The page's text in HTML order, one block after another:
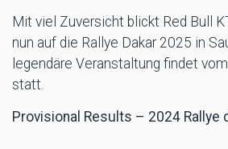
Mit viel Zuversicht blickt Red Bull
nun auf die Rallye Dakar 2025 in
legendäre Veranstaltung findet
statt.
Provisional Results – 2024 Rallye